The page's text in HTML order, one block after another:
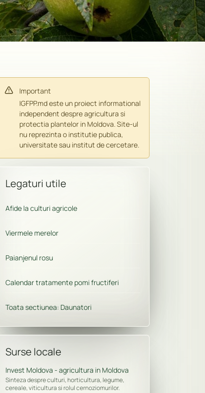
Important
IGFPP.md este un proiect informational
independent despre agricultura si
protectia plantelor in Moldova. Site-ul
nu reprezinta o institutie publica,
universitate sau institut de cercetare.
Legaturi utile
Afide la culturi agricole
Viermele merelor
Paianjenul rosu
Calendar tratamente pomi fructiferi
Toata sectiunea: Daunatori
Surse locale
Invest Moldova - agricultura in Moldova
Sinteza despre culturi, horticultura, legume,
cereale, viticultura si rolul cernoziomurilor.